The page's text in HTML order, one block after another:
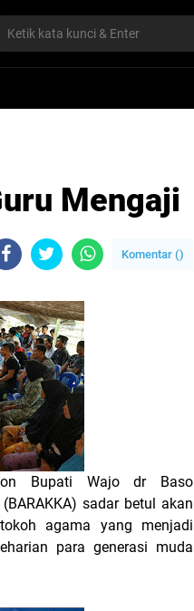
Mengaji
Komentar ()
Bupati Wajo dr Baso
sadar betul akan
agama yang menjadi
para generasi muda